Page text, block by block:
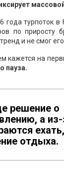
года турпоток
по приросту
и не смог
кажется на
пауза.
решение о
а из-
отдыха.